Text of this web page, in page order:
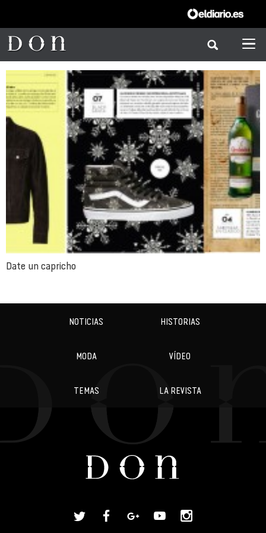
Date un capricho
NOTICIAS HISTORIAS
MODA VÍDEO
TEMAS LA REVISTA